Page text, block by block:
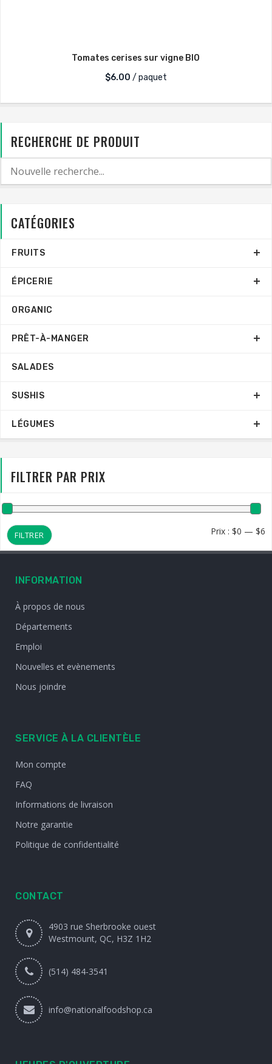
Tomates cerises sur vigne BIO
$6.00 / paquet
RECHERCHE DE PRODUIT
CATÉGORIES
FRUITS
ÉPICERIE
ORGANIC
PRÊT-À-MANGER
SALADES
SUSHIS
LÉGUMES
FILTRER PAR PRIX
FILTRER Prix : $0 — $6
INFORMATION
À propos de nous
Départements
Emploi
Nouvelles et evènements
Nous joindre
SERVICE À LA CLIENTÈLE
Mon compte
FAQ
Informations de livraison
Notre garantie
Politique de confidentialité
CONTACT
4903 rue Sherbrooke ouest
Westmount, QC, H3Z 1H2
(514) 484-3541
info@nationalfoodshop.ca